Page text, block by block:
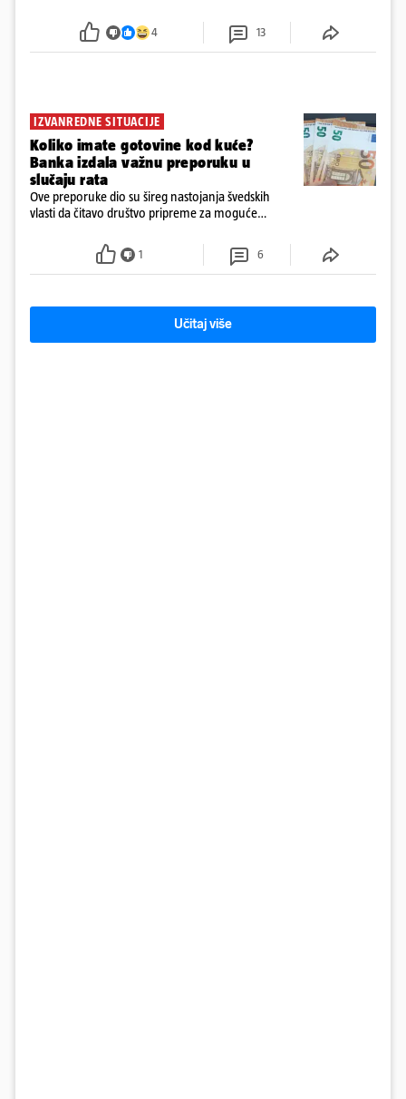
poslovanje nekretninama, a od osnutka nema
zaposlenih
4 13
IZVANREDNE SITUACIJE
Koliko imate gotovine kod kuće?
Banka izdala važnu preporuku u
slučaju rata
Ove preporuke dio su šireg nastojanja švedskih
vlasti da čitavo društvo pripreme za moguće
1 6
Učitaj više